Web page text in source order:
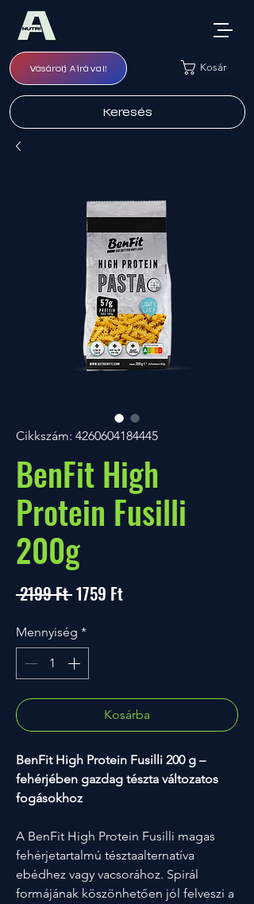
Vásárolj Airával! Kosár
Keresés
Cikkszám: 4260604184445
BenFit High
Protein Fusilli
200g
2199 Ft Szokásos
1759 FtAkciós
Mennyiség *
Kosárba
BenFit High Protein Fusilli 200 g –
fehérjében gazdag tészta változatos
fogásokhoz
A BenFit High Protein Fusilli magas
fehérjetartalmú tésztaalternatíva
ebédhez vagy vacsorához. Spirál
formájának köszönhetően jól felveszi a